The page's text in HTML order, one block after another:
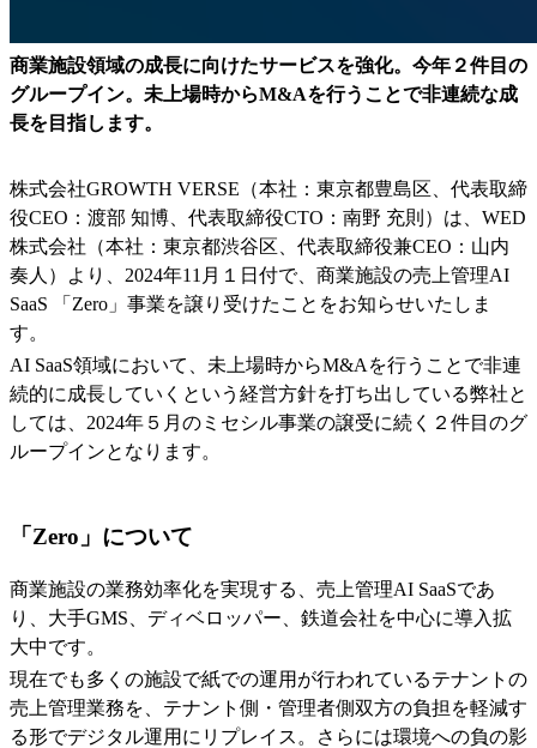
商業施設領域の成長に向けたサービスを強化。 今年 ２件目の
グループイン。 未上場時からM&Aを行うことで非連続な成
長を目指します。
株式会社GROWTH VERSE（本社：東京都豊島区、代表取締
役CEO：渡部 知博、代表取締役CTO：南野 充則）は、WED
株式会社（本社：東京都渋谷区、代表取締役兼CEO：山内
奏人）より、2024年11月１日付で、商業施設の売上管理AI
SaaS 「Zero」事業を譲り受けたことをお知らせいたしま
す。
AI SaaS領域において、未上場時からM&Aを行うことで非連
続的に成長していくという経営方針を打ち出している弊社と
しては、2024年５月のミセシル事業の譲受に続く２件目のグ
ループインとなります。
「Zero」について
商業施設の業務効率化を実現する、売上管理AI SaaSであ
り、大手GMS、ディベロッパー、鉄道会社を中心に導入拡
大中です。
現在でも多くの施設で紙での運用が行われているテナントの
売上管理業務を、テナント側・管理者側双方の負担を軽減す
る形でデジタル運用にリプレイス。さらには環境への負の影